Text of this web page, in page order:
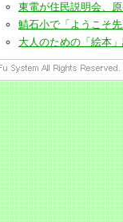
東電が住民説明会、
鯖石小で「ようこそ
大人のための「絵本